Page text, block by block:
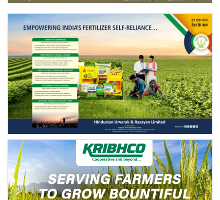
National
Latest News
Agriculture Conclave and NACOF
Awards 2022
Agri Start-Ups
Language
English Hindi